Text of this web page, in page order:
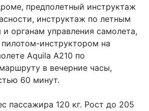
предполетный инструктаж
инструктаж по летным
органам управления самолета,
инструктором на
Aquila A210 по
в вечерние часы,
60 минут.
пассажира 120 кг. Рост до 205